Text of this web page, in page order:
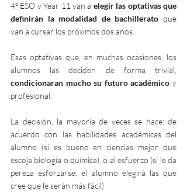
4º ESO y Year 11 van a elegir las optativas que
definirán la modalidad de bachillerato que
van a cursar los próximos dos años.
Esas optativas que, en muchas ocasiones, los
condicionaran mucho su futuro académico y
profesional.
La decisión, la mayoría de veces se hace: de
acuerdo con las habilidades académicas del
alumno (si es bueno en ciencias mejor que
escoja biología o química), o al esfuerzo (si le da
pereza esforzarse, el alumno elegirá las que
cree que le serán más fácil)